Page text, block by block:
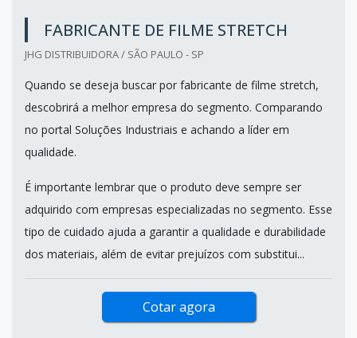
FABRICANTE DE FILME STRETCH
JHG DISTRIBUIDORA / SÃO PAULO - SP
Quando se deseja buscar por fabricante de filme stretch,
descobrirá a melhor empresa do segmento. Comparando
no portal Soluções Industriais e achando a líder em
qualidade.
É importante lembrar que o produto deve sempre ser
adquirido com empresas especializadas no segmento. Esse
tipo de cuidado ajuda a garantir a qualidade e durabilidade
dos materiais, além de evitar prejuízos com substitui...
Cotar agora